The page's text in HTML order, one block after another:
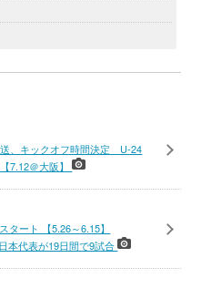
、キックオフ時間決定 U-24
7.12＠大阪】
タート 【5.26～6.15】
本代表が19日間で9試合